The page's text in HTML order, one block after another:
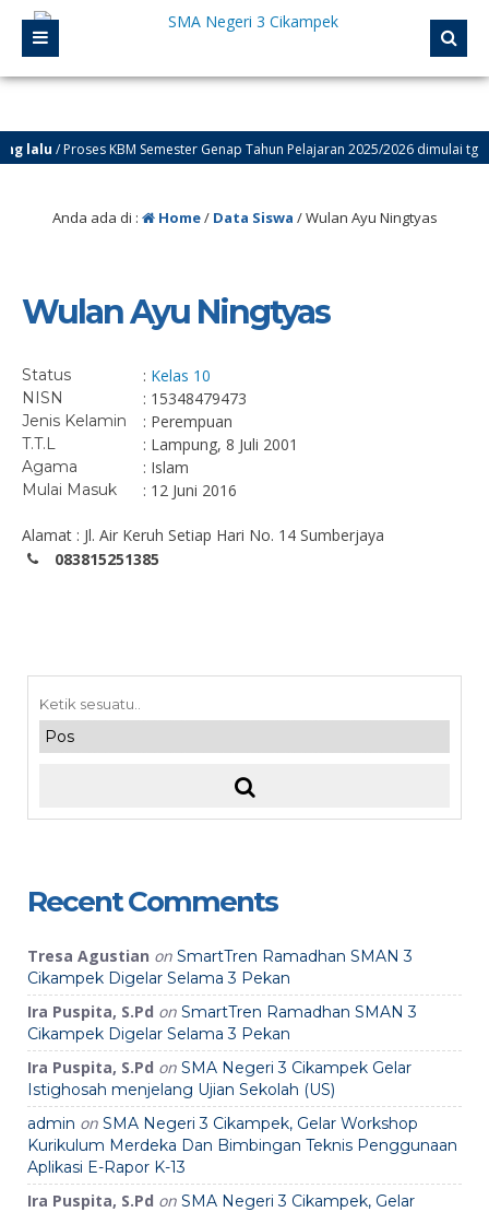
lalu/ Proses KBM Semester Genap Tahun Pelajaran 2025/2026 dimulai tgl 12
lalu/ Selamat Datang di Website Resmi SMA Negeri 3 Cikampek – PROGRESIF
Anda ada di : Home/ Data Siswa /Wulan Ayu Ningtyas
Wulan Ayu Ningtyas
Status : Kelas 10
NISN : 15348479473
Jenis Kelamin : Perempuan
T.T.L : Lampung, 8 Juli 2001
Agama : Islam
Mulai Masuk : 12 Juni 2016
Alamat : Jl. Air Keruh Setiap Hari No. 14 Sumberjaya
083815251385
Recent Comments
Tresa Agustian on SmartTren Ramadhan SMAN 3
Cikampek Digelar Selama 3 Pekan
Ira Puspita, S.Pd on SmartTren Ramadhan SMAN 3
Cikampek Digelar Selama 3 Pekan
Ira Puspita, S.Pd on SMA Negeri 3 Cikampek Gelar
Istighosah menjelang Ujian Sekolah (US)
admin on SMA Negeri 3 Cikampek, Gelar Workshop
Kurikulum Merdeka Dan Bimbingan Teknis Penggunaan
Aplikasi E-Rapor K-13
Ira Puspita, S.Pd on SMA Negeri 3 Cikampek, Gelar